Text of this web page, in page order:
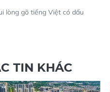
lòng gõ tiếng Việt có dấu
TIN KHÁC